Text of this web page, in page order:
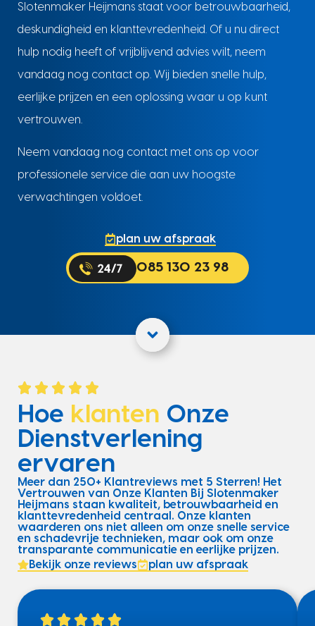
Slotenmaker Heijmans staat voor betrouwbaarheid,
deskundigheid en klanttevredenheid. Of u nu direct
hulp nodig heeft of vrijblijvend advies wilt, neem
vandaag nog contact op. Wij bieden snelle hulp,
eerlijke prijzen en een oplossing waar u op kunt
vertrouwen.
Neem vandaag nog contact met ons op voor
professionele service die aan uw hoogste
verwachtingen voldoet.
plan uw afspraak
085 130 23 98
Hoe klanten Onze
Dienstverlening
ervaren
Meer dan 250+ Klantreviews met 5 Sterren! Het
Vertrouwen van Onze Klanten Bij Slotenmaker
Heijmans staan kwaliteit, betrouwbaarheid en
klanttevredenheid centraal. Onze klanten
waarderen ons niet alleen om onze snelle service
en schadevrije technieken, maar ook om onze
transparante communicatie en eerlijke prijzen.
Bekijk onze reviews
plan uw afspraak